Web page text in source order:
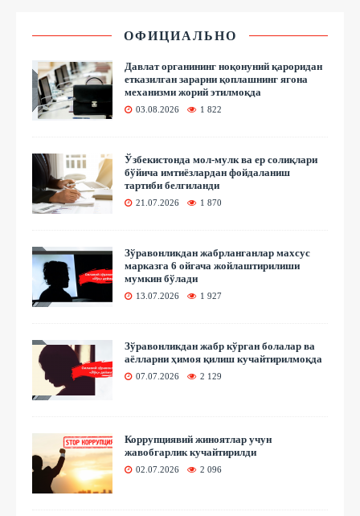
ОФИЦИАЛЬНО
Давлат органининг ноқонуний қароридан
етказилган зарарни қоплашнинг ягона
механизми жорий этилмоқда
03.08.2026 1 822
Ўзбекистонда мол-мулк ва ер солиқлари
бўйича имтиёзлардан фойдаланиш
тартиби белгиланди
21.07.2026 1 870
Зўравонликдан жабрланганлар махсус
марказга 6 ойгача жойлаштирилиши
мумкин бўлади
13.07.2026 1 927
Зўравонликдан жабр кўрган болалар ва
аёлларни ҳимоя қилиш кучайтирилмоқда
07.07.2026 2 129
Коррупциявий жиноятлар учун
жавобгарлик кучайтирилди
02.07.2026 2 096